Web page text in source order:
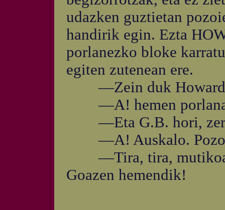
udazken guztietan
handirik egin. Ezta
porlanezko bloke
egiten zutenean ere.
—Zein duk Howard
—A! hemen porlana
—Eta G.B. hori, zer
—A! Auskalo.
—Tira, tira,
Goazen hemendik!